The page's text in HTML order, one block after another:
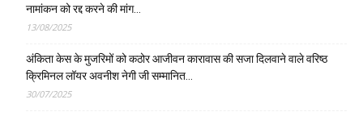
नामांकन को रद्द करने की मांग…
13/08/2025
अंकिता केस के मुजरिमों को कठोर आजीवन कारावास की सजा दिलवाने वाले वरिष्ठ
क्रिमिनल लॉयर अवनीश नेगी जी सम्मानित…
30/07/2025